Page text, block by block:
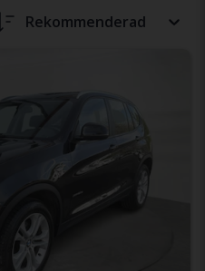
Rekommenderad